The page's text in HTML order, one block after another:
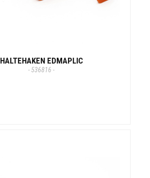
HALTEHAKEN EDMAPLIC
- 536816 -